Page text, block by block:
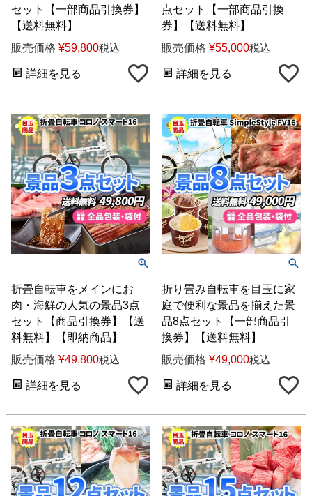
セット【一部商品引換券】
【送料無料】
販売価格 ¥59,800税込
詳細を見る
点セット【一部商品引換
券】【送料無料】
販売価格 ¥55,000税込
詳細を見る
折畳自転車をメインにお
肉・海鮮の人気の景品3点
セット【商品引換券】【送
料無料】【即納商品】
販売価格 ¥49,800税込
詳細を見る
折り畳み自転車を目玉に家
庭で便利な景品を揃えた景
品8点セット【一部商品引
換券】【送料無料】
販売価格 ¥49,000税込
詳細を見る